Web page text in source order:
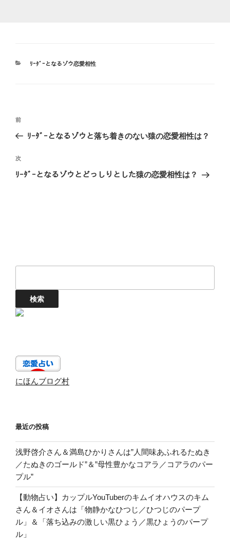
カ
ﾘｰﾀﾞｰとなるゾウ恋愛相性
投
ビ
ゲ
前
の
稿
前
ﾘｰﾀﾞｰとなるゾウと落ち着きのない猿の恋愛相性は？
次
の
次
ﾘｰﾀﾞｰとなるゾウとどっしりとした猿の恋愛相性は？
にほんブログ村
最近の投稿
浅野啓介さん＆満島ひかりさんは”人間味あふれるたぬき
／たぬきのゴールド”＆”母性豊かなコアラ／コアラのパー
プル”
【動物占い】カップルYouTuberのキムイオハウスのキム
さん＆イオさんは「物静かなひつじ／ひつじのパープ
ル」＆「落ち込みの激しい黒ひょう／黒ひょうのパープ
ル」